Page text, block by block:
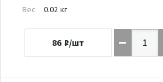
Вес
0.02 кг
86 ₽/шт